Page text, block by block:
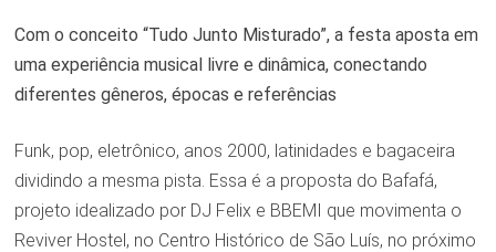
Com o conceito “Tudo Junto Misturado”, a festa aposta em
uma experiência musical livre e dinâmica, conectando
diferentes gêneros, épocas e referências
Funk, pop, eletrônico, anos 2000, latinidades e bagaceira
dividindo a mesma pista. Essa é a proposta do Bafafá,
projeto idealizado por DJ Felix e BBEMI que movimenta o
Reviver Hostel, no Centro Histórico de São Luís, no próximo